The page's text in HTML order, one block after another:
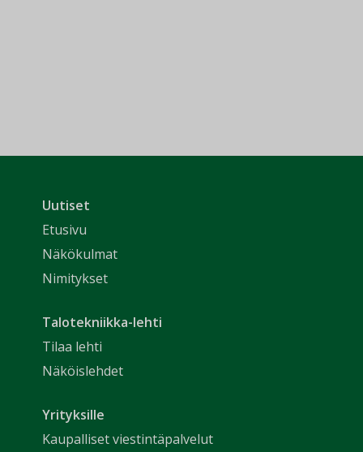
Uutiset
Etusivu
Näkökulmat
Nimitykset
Talotekniikka-lehti
Tilaa lehti
Näköislehdet
Yrityksille
Kaupalliset viestintäpalvelut